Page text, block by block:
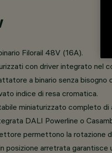
Filorail 48V (16A).
con driver integrato nel
a binario senza bisogno
indice di resa cromatica.
miniaturizzato completo di
DALI Powerline o
permettono la rotazione
posizione arretrata garantisce